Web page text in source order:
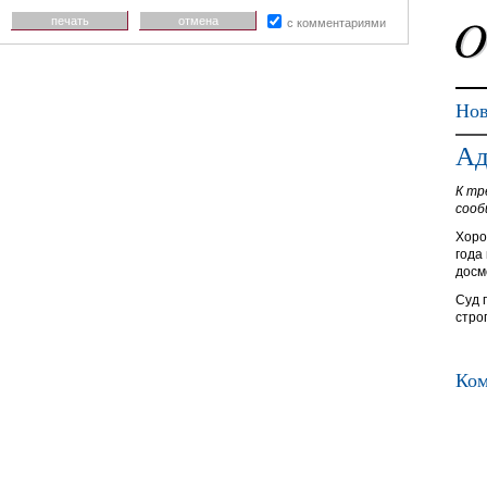
К
Суд
печать отмена с комментариями